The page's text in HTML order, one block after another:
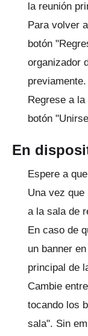
la reunión
Para volver
botón
organizador
previamente.
Regrese a
botón
En
Espere a
Una vez
a la sala de
En caso de
un banner
principal de
Cambie
tocando los
sala". Sin